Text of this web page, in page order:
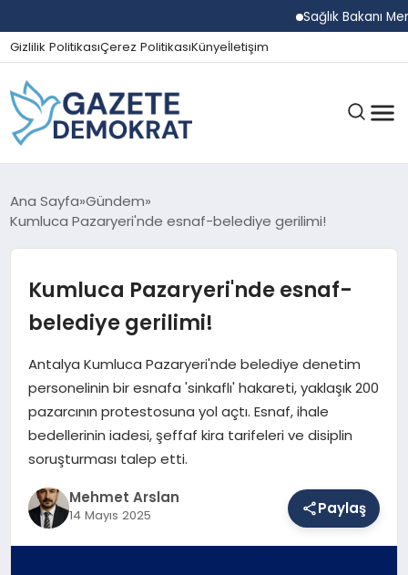
Sağlık Bakanı
Gizlilik PolitikasıÇerez PolitikasıKünyeİletişim
GÜNDEM
SPOR
MAGAZIN
SAĞLIK
Ana Sayfa Gündem
Kumluca Pazaryeri'nde esnaf-belediye gerilimi!
Kumluca Pazaryeri'nde esnaf-
belediye gerilimi!
Antalya Kumluca Pazaryeri'nde belediye denetim
personelinin bir esnafa 'sinkaflı' hakareti, yaklaşık 200
pazarcının protestosuna yol açtı. Esnaf, ihale
bedellerinin iadesi, şeffaf kira tarifeleri ve disiplin
soruşturması talep etti.
Mehmet Arslan
14 Mayıs 2025 Paylaş